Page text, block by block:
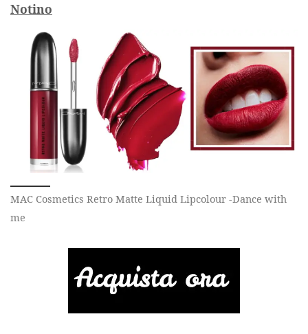
Notino
MAC Cosmetics Retro Matte Liquid Lipcolour -Dance with
me